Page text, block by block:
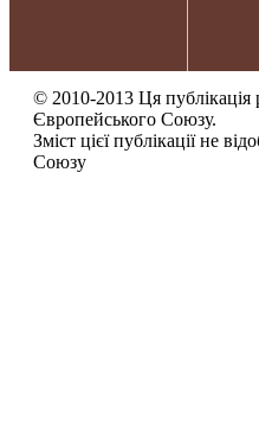
© 2010-2013 Ця публікація
Європейського Союзу.
Зміст цієї публікації не
Союзу